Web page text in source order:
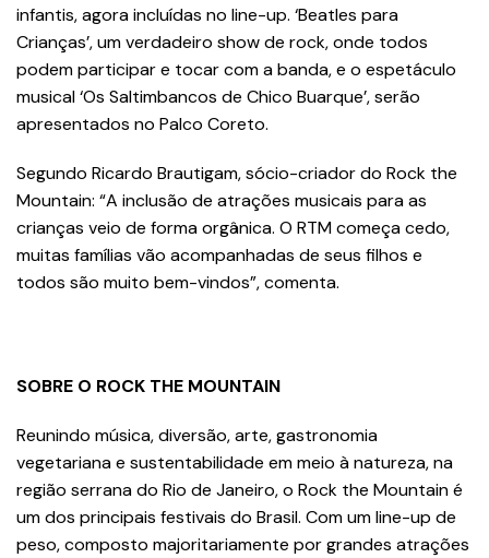
infantis, agora incluídas no line-up. ‘Beatles para
Crianças’, um verdadeiro show de rock, onde todos
podem participar e tocar com a banda, e o espetáculo
musical ‘Os Saltimbancos de Chico Buarque’, serão
apresentados no Palco Coreto.
Segundo Ricardo Brautigam, sócio-criador do Rock the
Mountain: “A inclusão de atrações musicais para as
crianças veio de forma orgânica. O RTM começa cedo,
muitas famílias vão acompanhadas de seus filhos e
todos são muito bem-vindos”, comenta.
SOBRE O ROCK THE MOUNTAIN
Reunindo música, diversão, arte, gastronomia
vegetariana e sustentabilidade em meio à natureza, na
região serrana do Rio de Janeiro, o Rock the Mountain é
um dos principais festivais do Brasil. Com um line-up de
peso, composto majoritariamente por grandes atrações